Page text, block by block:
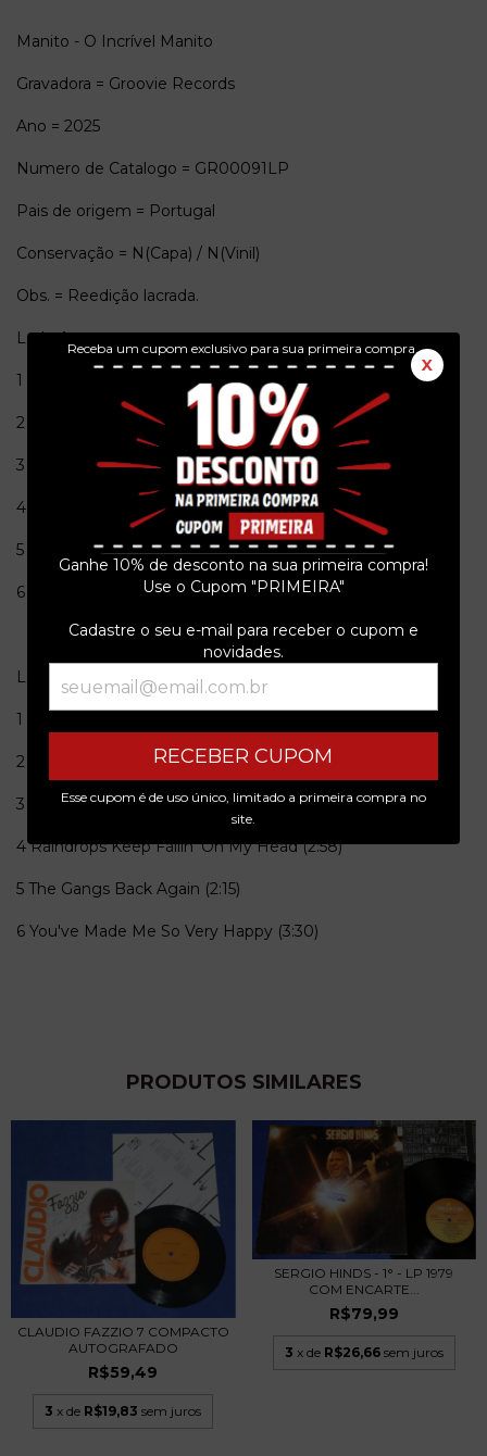
Receba um cupom exclusivo para sua primeira compra.
X
Ganhe 10% de desconto na sua primeira compra!
Use o Cupom "PRIMEIRA"
Cadastre o seu e-mail para receber o cupom e
novidades.
RECEBER CUPOM
Esse cupom é de uso único, limitado a primeira compra no
site.
Manito - O Incrível Manito
Gravadora = Groovie Records
Ano = 2025
Numero de Catalogo = GR00091LP
Pais de origem = Portugal
Conservação = N(Capa) / N(Vinil)
Obs. = Reedição lacrada.
Lado A
1 Na Baixa Do Sapateiro (3:20)
2 Shake, Rattle & Roll (2:52)
3 Kool And The Gang (2:54)
4 The Funky Judge (3:23)
5 Bailamos Boogaloo (2:24)
6 Sock It To 'Em J.B. (3:20)
Lado B
1 Samuray (3:11)
2 Judge Baby, I'm Back (2:31)
3 Tuck's Theme (3:35)
4 Raindrops Keep Fallin' On My Head (2:58)
5 The Gangs Back Again (2:15)
6 You've Made Me So Very Happy (3:30)
PRODUTOS SIMILARES
CLAUDIO FAZZIO 7 COMPACTO
AUTOGRAFADO
R$59,49
3 x de R$19,83 sem juros
SERGIO HINDS - 1° - LP 1979
COM ENCARTE...
R$79,99
3 x de R$26,66 sem juros